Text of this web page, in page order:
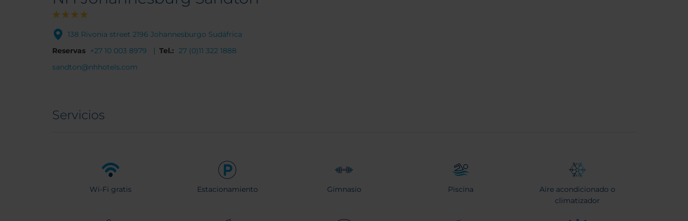
138 Rivonia street 2196 Johannesburgo Sudáfrica
Reservas +27 10 003 8979 Tel.: 27 (0)11 322 1888
sandton@nhhotels.com
Servicios
Wi-Fi gratis Estacionamiento Gimnasio Piscina
Aire acondicionado o
climatizador